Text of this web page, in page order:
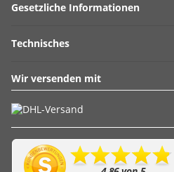
Gesetzliche Informationen
Technisches
Wir versenden mit